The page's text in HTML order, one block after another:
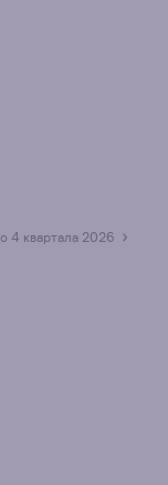
до 4 квартала 2026 ›